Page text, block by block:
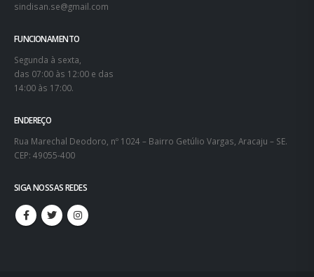
sindisan.se@gmail.com
FUNCIONAMENTO
Segunda à sexta,
das 07:00 às 12:00 e das
14:00 às 17:00.
ENDEREÇO
Rua Marechal Deodoro, nº 1024 – Bairro Getúlio Vargas, Aracaju – SE.
CEP: 49055-400
SIGA NOSSAS REDES